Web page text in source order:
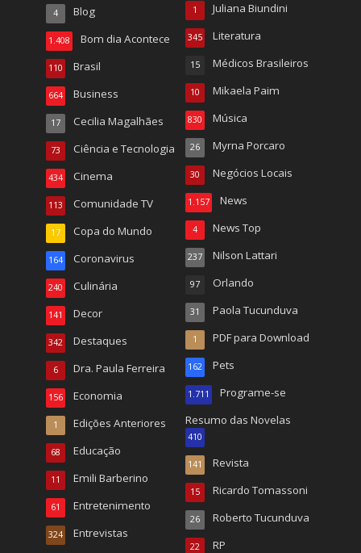
Blog
4
Bom dia Acontece
1.408
Brasil
110
Business
664
Cecilia Magalhães
17
Ciência e Tecnologia
73
Cinema
434
Comunidade TV
113
Copa do Mundo
17
Coronavirus
164
Culinária
240
Decor
141
Destaques
342
Dra. Paula Ferreira
6
Economia
156
Edições Anteriores
1
Educação
68
Emili Barberino
11
Entretenimento
61
Entrevistas
324
Juliana Biundini
1
Literatura
345
Médicos Brasileiros
15
Mikaela Paim
10
Música
830
Myrna Porcaro
26
Negócios Locais
30
News
1.157
News Top
4
Nilson Lattari
237
Orlando
97
Paola Tucunduva
31
PDF para Download
1
Pets
162
Programe-se
1.711
Resumo das Novelas
410
Revista
141
Ricardo Tomassoni
15
Roberto Tucunduva
26
RP
22